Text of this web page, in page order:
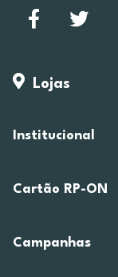
Lojas
Institucional
Cartão RP-ON
Campanhas